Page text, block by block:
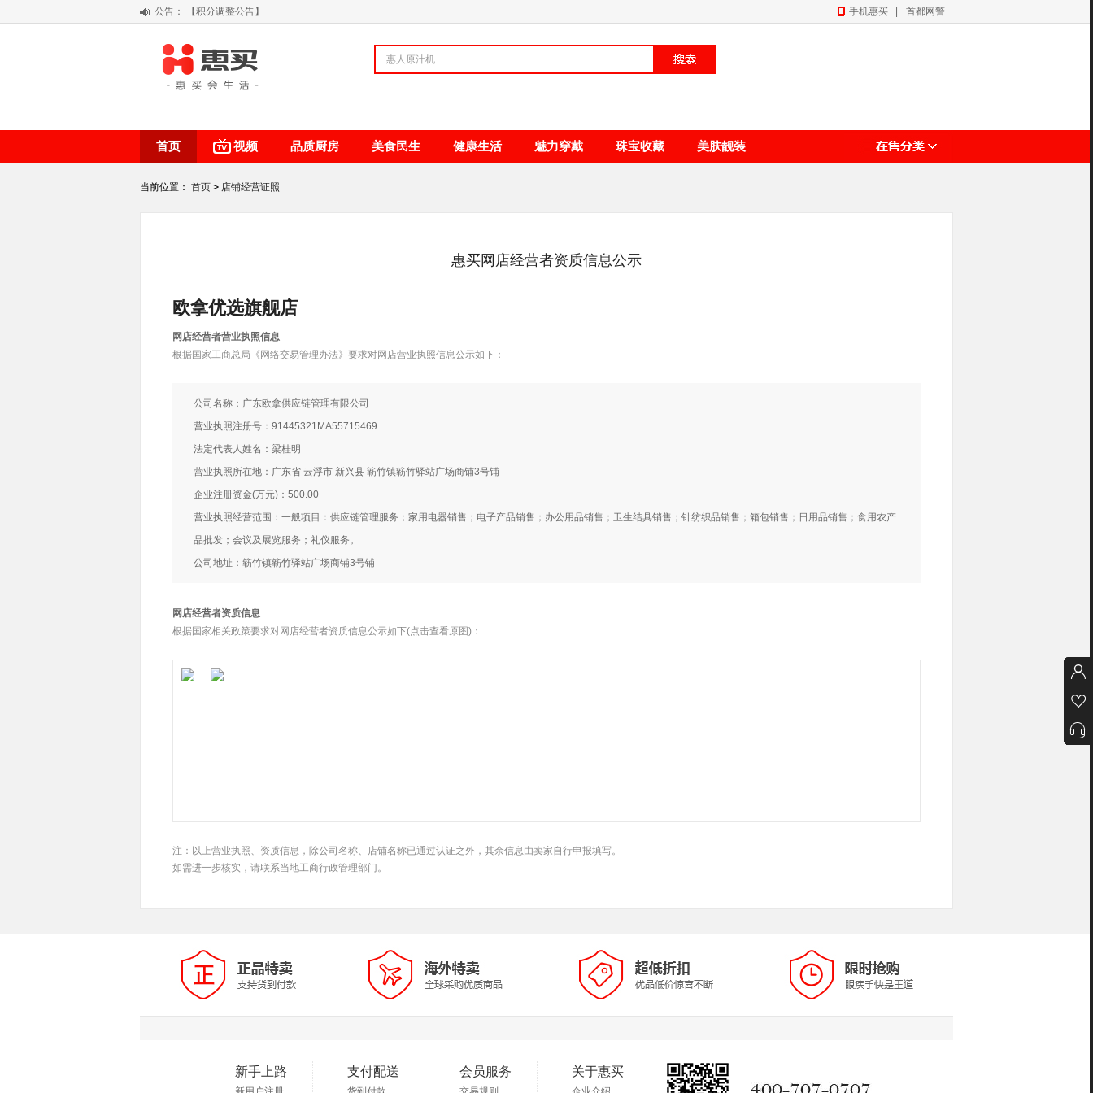
公告：
【积分调整公告】
关于假冒我公司“惠买小程序“的声明
【公告】防诈骗提醒
手机惠买 首都网警
首页 视频 品质厨房 美食民生 健康生活 魅力穿戴 珠宝收藏 美肤靓装
当前位置： 首页 > 店铺经营证照
惠买网店经营者资质信息公示
欧拿优选旗舰店
网店经营者营业执照信息
根据国家工商总局《网络交易管理办法》要求对网店营业执照信息公示如下：
公司名称：广东欧拿供应链管理有限公司
营业执照注册号：91445321MA55715469
法定代表人姓名：梁桂明
营业执照所在地：广东省 云浮市 新兴县 簕竹镇簕竹驿站广场商铺3号铺
企业注册资金(万元)：500.00
营业执照经营范围：一般项目：供应链管理服务；家用电器销售；电子产品销售；办公用品销售；卫生结具销售；针纺织品销售；箱包销售；日用品销售；食用农产
品批发；会议及展览服务；礼仪服务。
公司地址：簕竹镇簕竹驿站广场商铺3号铺
网店经营者资质信息
根据国家相关政策要求对网店经营者资质信息公示如下(点击查看原图)：
注：以上营业执照、资质信息，除公司名称、店铺名称已通过认证之外，其余信息由卖家自行申报填写。
如需进一步核实，请联系当地工商行政管理部门。
新手上路 支付配送 会员服务 关于惠买